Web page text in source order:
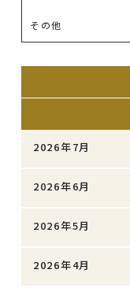
その他
2026年7月
2026年6月
2026年5月
2026年4月